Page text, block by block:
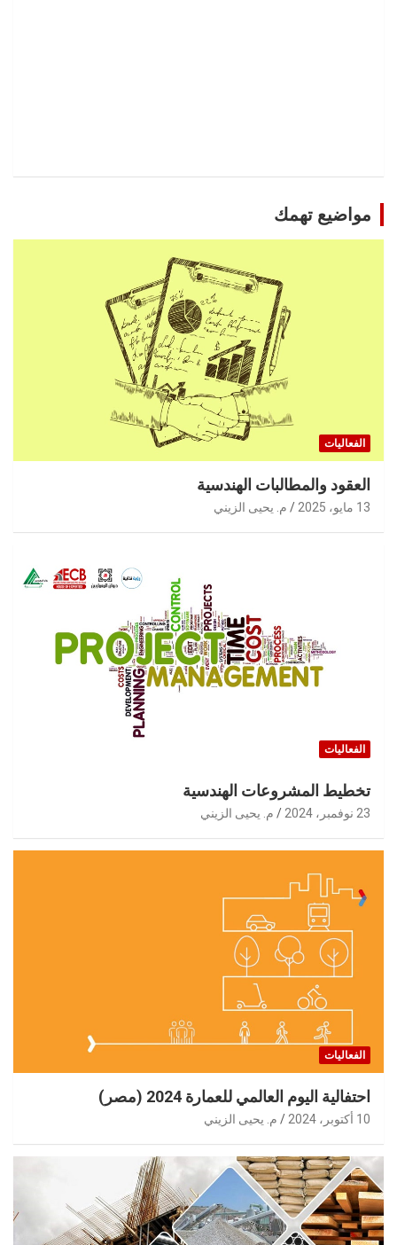
مواضيع تهمك
الفعاليات
العقود والمطالبات الهندسية
13 مايو، 2025 م. يحيى الزيني
الفعاليات
تخطيط المشروعات الهندسية
23 نوفمبر، 2024 م. يحيى الزيني
الفعاليات
احتفالية اليوم العالمي للعمارة 2024 (مصر)
10 أكتوبر، 2024 م. يحيى الزيني